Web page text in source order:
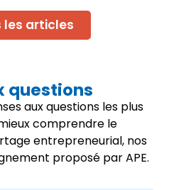
les articles
questions
aux questions les plus
comprendre le
entrepreneurial, nos
proposé par APE.